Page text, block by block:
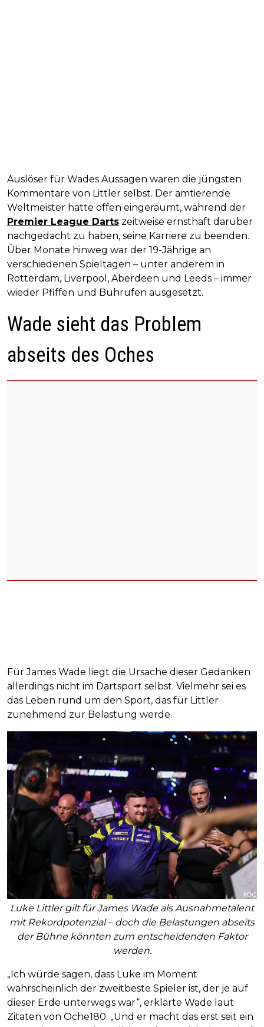
Auslöser für Wades Aussagen waren die jüngsten
Kommentare von Littler selbst. Der amtierende
Weltmeister hatte offen eingeräumt, während der
Premier League Darts zeitweise ernsthaft darüber
nachgedacht zu haben, seine Karriere zu beenden.
Über Monate hinweg war der 19-Jährige an
verschiedenen Spieltagen – unter anderem in
Rotterdam, Liverpool, Aberdeen und Leeds – immer
wieder Pfiffen und Buhrufen ausgesetzt.
Wade sieht das Problem
abseits des Oches
Für James Wade liegt die Ursache dieser Gedanken
allerdings nicht im Dartsport selbst. Vielmehr sei es
das Leben rund um den Sport, das für Littler
zunehmend zur Belastung werde.
Luke Littler gilt für James Wade als Ausnahmetalent
mit Rekordpotenzial – doch die Belastungen abseits
der Bühne könnten zum entscheidenden Faktor
werden.
„Ich würde sagen, dass Luke im Moment
wahrscheinlich der zweitbeste Spieler ist, der je auf
dieser Erde unterwegs war“, erklärte Wade laut
Zitaten von Oche180. „Und er macht das erst seit ein